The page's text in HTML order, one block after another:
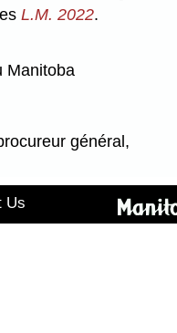
L.M. 2022.
Manitoba
général,
Us